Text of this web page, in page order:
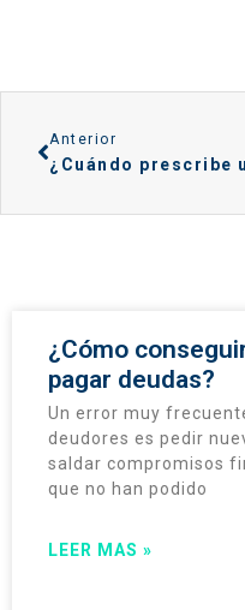
Anterior
¿Cuándo prescribe
¿Cómo
pagar deudas?
Un error muy
deudores es pedir
saldar compromisos
que no han podido
LEER MAS »